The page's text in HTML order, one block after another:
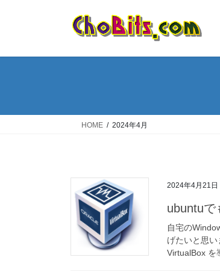
HOME 2024年4月
2024年4月21日
ubuntuで
自宅の
げたいと思
VirtualBox